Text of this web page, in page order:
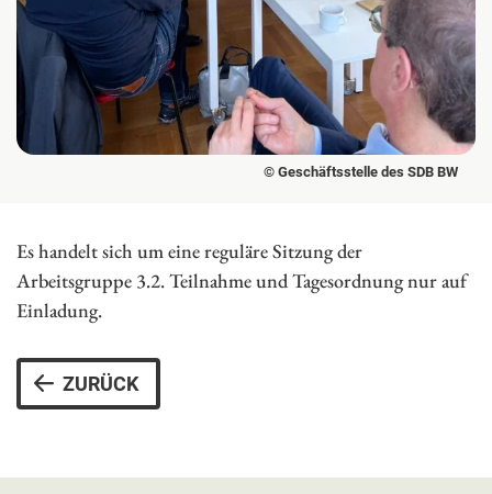
© Geschäftsstelle des SDB BW
Es handelt sich um eine reguläre Sitzung der
Arbeitsgruppe 3.2. Teilnahme und Tagesordnung nur auf
Einladung.
ZURÜCK